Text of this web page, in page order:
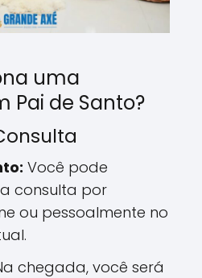
uma
Pai de Santo?
Você pode
consulta por
ou pessoalmente no
chegada, você será